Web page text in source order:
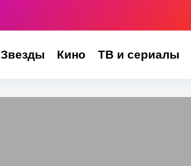
Звезды Кино ТВ и сериалы